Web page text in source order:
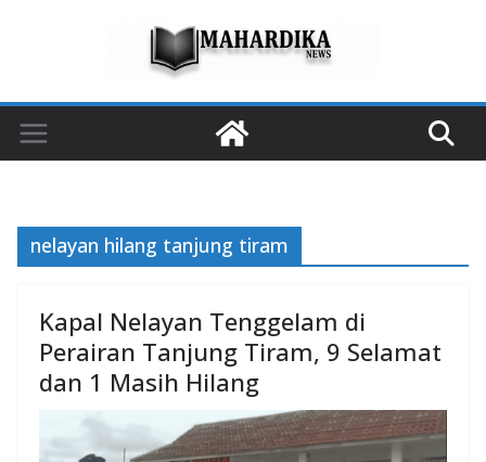
nelayan hilang tanjung tiram
Kapal Nelayan Tenggelam di
Perairan Tanjung Tiram, 9 Selamat
dan 1 Masih Hilang